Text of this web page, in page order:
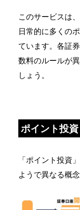
このサービスは
日常的に多くの
ています。各証
数料のルールが
しょう。
ポイント投
「ポイント投資
ようで異なる概念